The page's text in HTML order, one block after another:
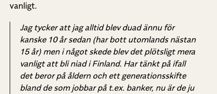
vanligt.
Jag tycker att jag alltid blev duad ännu för
kanske 10 år sedan (har bott utomlands nästan
15 år) men i något skede blev det plötsligt mera
vanligt att bli niad i Finland. Har tänkt på ifall
det beror på åldern och ett generationsskifte
bland de som jobbar på t.ex. banker, nu är de ju